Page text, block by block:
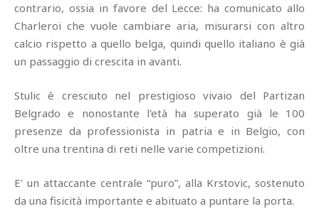
contrario, ossia in favore del Lecce: ha comunicato allo
Charleroi che vuole cambiare aria, misurarsi con altro
calcio rispetto a quello belga, quindi quello italiano è già
un passaggio di crescita in avanti.
Stulic è cresciuto nel prestigioso vivaio del Partizan
Belgrado e nonostante l'età ha superato già le 100
presenze da professionista in patria e in Belgio, con
oltre una trentina di reti nelle varie competizioni.
E' un attaccante centrale “puro”, alla Krstovic, sostenuto
da una fisicità importante e abituato a puntare la porta.